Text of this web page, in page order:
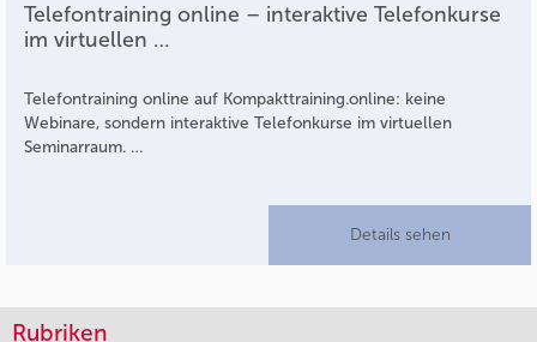
Telefontraining online – interaktive Telefonkurse
im virtuellen …
Telefontraining online auf Kompakttraining.online: keine
Webinare, sondern interaktive Telefonkurse im virtuellen
Seminarraum. …
Details sehen
Rubriken